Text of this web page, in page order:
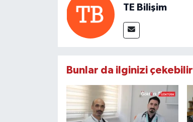
TE Bilişim
Bunlar da ilginizi çekebilir